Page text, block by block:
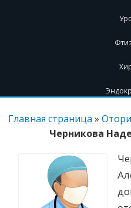
Главная страница »
Черникова